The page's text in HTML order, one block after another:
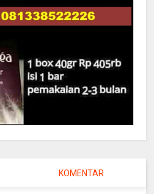
KOMENTAR